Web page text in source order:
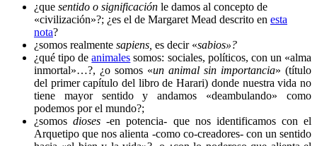
¿que sentido o significación le damos al concepto de
«civilización»?; ¿es el de Margaret Mead descrito en esta
nota?
¿somos realmente sapiens, es decir «sabios»?
¿qué tipo deanimales somos: sociales, políticos, con un «alma
inmortal»…?, ¿o somos «un animal sin importancia» (título
del primer capítulo del libro de Harari) donde nuestra vida no
tiene mayor sentido y andamos «deambulando» como
podemos por el mundo?;
¿somosdioses -en potencia- que nos identificamos con el
Arquetipo que nos alienta -como co-creadores- con un sentido